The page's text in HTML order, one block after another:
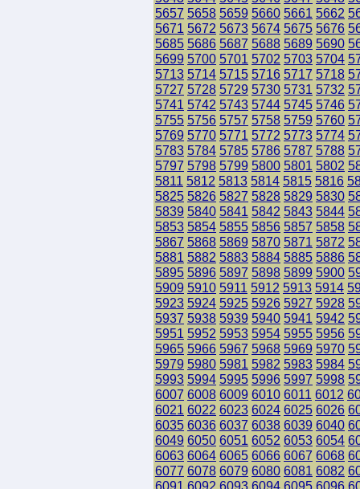
5657 5658 5659 5660 5661 5662
5671 5672 5673 5674 5675 5676
5685 5686 5687 5688 5689 5690
5699 5700 5701 5702 5703 5704
5713 5714 5715 5716 5717 5718
5727 5728 5729 5730 5731 5732
5741 5742 5743 5744 5745 5746
5755 5756 5757 5758 5759 5760
5769 5770 5771 5772 5773 5774
5783 5784 5785 5786 5787 5788
5797 5798 5799 5800 5801 5802
5811 5812 5813 5814 5815 5816
5825 5826 5827 5828 5829 5830
5839 5840 5841 5842 5843 5844
5853 5854 5855 5856 5857 5858
5867 5868 5869 5870 5871 5872
5881 5882 5883 5884 5885 5886
5895 5896 5897 5898 5899 5900
5909 5910 5911 5912 5913 5914
5923 5924 5925 5926 5927 5928
5937 5938 5939 5940 5941 5942
5951 5952 5953 5954 5955 5956
5965 5966 5967 5968 5969 5970
5979 5980 5981 5982 5983 5984
5993 5994 5995 5996 5997 5998
6007 6008 6009 6010 6011 6012
6021 6022 6023 6024 6025 6026
6035 6036 6037 6038 6039 6040
6049 6050 6051 6052 6053 6054
6063 6064 6065 6066 6067 6068
6077 6078 6079 6080 6081 6082
6091 6092 6093 6094 6095 6096